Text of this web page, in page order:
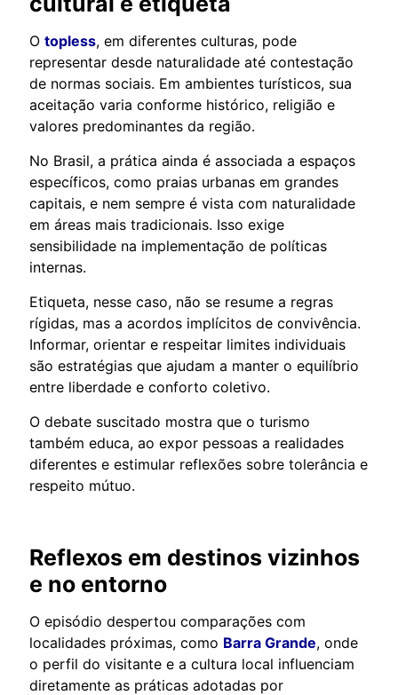
O topless, em diferentes culturas, pode
representar desde naturalidade até contestação
de normas sociais. Em ambientes turísticos, sua
aceitação varia conforme histórico, religião e
valores predominantes da região.
No Brasil, a prática ainda é associada a espaços
específicos, como praias urbanas em grandes
capitais, e nem sempre é vista com naturalidade
em áreas mais tradicionais. Isso exige
sensibilidade na implementação de políticas
internas.
Etiqueta, nesse caso, não se resume a regras
rígidas, mas a acordos implícitos de convivência.
Informar, orientar e respeitar limites individuais
são estratégias que ajudam a manter o equilíbrio
entre liberdade e conforto coletivo.
O debate suscitado mostra que o turismo
também educa, ao expor pessoas a realidades
diferentes e estimular reflexões sobre tolerância e
respeito mútuo.
Reflexos em destinos vizinhos
e no entorno
O episódio despertou comparações com
localidades próximas, como Barra Grande, onde
o perfil do visitante e a cultura local influenciam
diretamente as práticas adotadas por